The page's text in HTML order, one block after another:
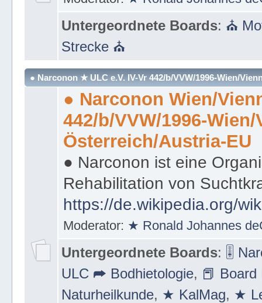
Untergeordnete Boards: ⛪
Strecke ⛪
● Narconon ★ ULC e.V. IV-Vr 442/b/VVW/1996-Wien/
● Narconon Wien/
442/b/VVW/1996-Wien/
Österreich/Austria-EU
● Narconon ist eine
Rehabilitation von
https://de.wikipedia.org/
Moderator: ★ Ronald Johannes
Untergeordnete Boards: 🎚
ULC ➦ Bodhietologie, 📕
Naturheilkunde, ★ KalMag, ★